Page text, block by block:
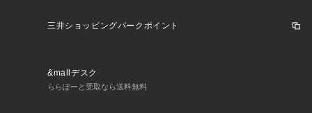
三井ショッピングパークポイント
&mallデスク
ららぽーと受取なら送料無料